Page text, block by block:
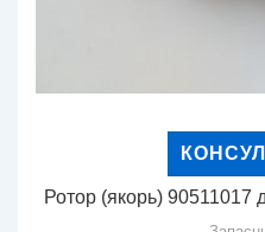
Ротор (якорь) 90511017